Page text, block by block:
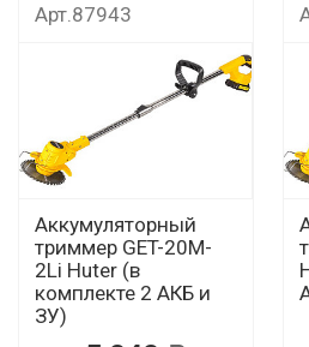
Арт.87943
Аккумуляторный
триммер GET-20M-
2Li Huter (в
комплекте 2 АКБ и
ЗУ)